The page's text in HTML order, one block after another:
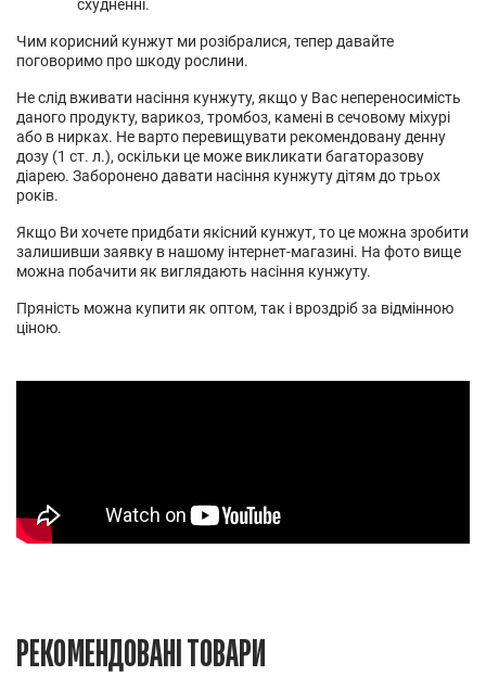
схудненні.
Чим корисний кунжут ми розібралися, тепер давайте
поговоримо про шкоду рослини.
Не слід вживати насіння кунжуту, якщо у Вас непереносимість
даного продукту, варикоз, тромбоз, камені в сечовому міхурі
або в нирках. Не варто перевищувати рекомендовану денну
дозу (1 ст. л.), оскільки це може викликати багаторазову
діарею. Заборонено давати насіння кунжуту дітям до трьох
років.
Якщо Ви хочете придбати якісний кунжут, то це можна зробити
залишивши заявку в нашому інтернет-магазині. На фото вище
можна побачити як виглядають насіння кунжуту.
Пряність можна купити як оптом, так і вроздріб за відмінною
ціною.
РЕКОМЕНДОВАНІ ТОВАРИ